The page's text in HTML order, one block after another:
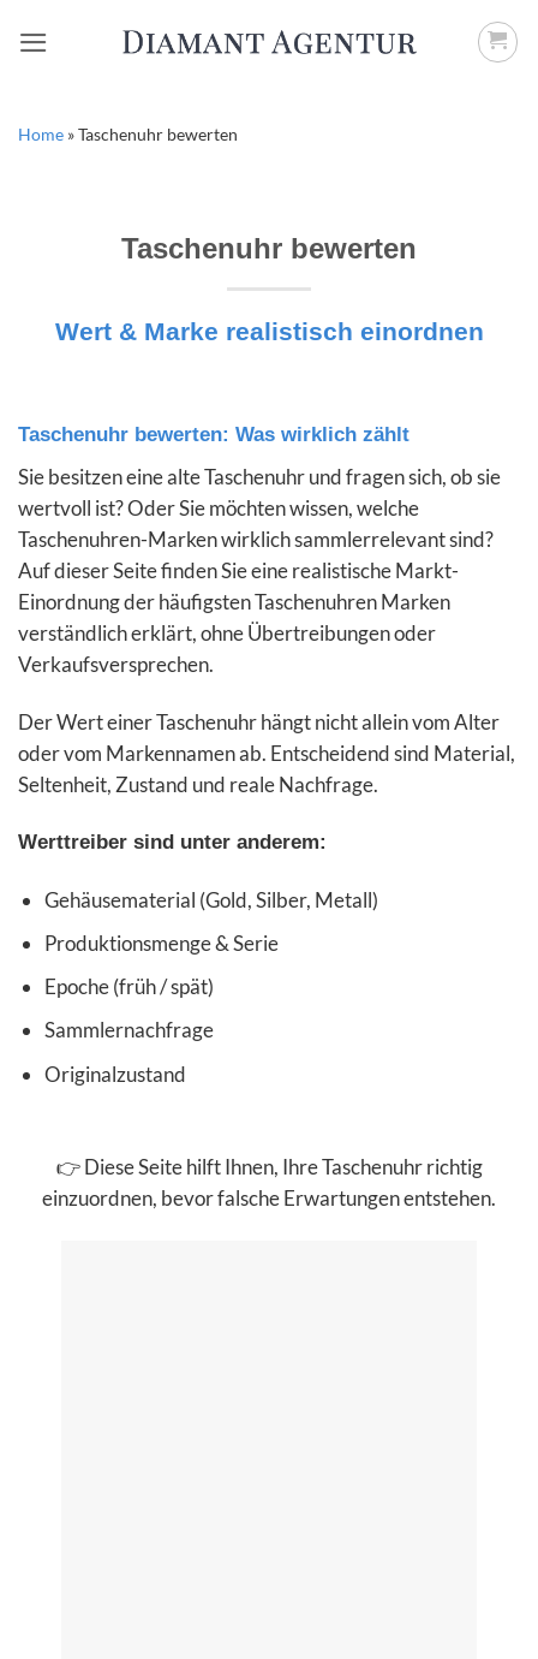
Inhalt
Home »Taschenuhr bewerten
Taschenuhr bewerten
Wert & Marke realistisch einordnen
Taschenuhr bewerten: Was wirklich zählt
Sie besitzen eine alte Taschenuhr und fragen sich, ob sie
wertvoll ist? Oder Sie möchten wissen, welche
Taschenuhren-Marken wirklich sammlerrelevant sind?
Auf dieser Seite finden Sie eine realistische Markt-
Einordnung der häufigsten Taschenuhren Marken
verständlich erklärt, ohne Übertreibungen oder
Verkaufsversprechen.
Der Wert einer Taschenuhr hängt nicht allein vom Alter
oder vom Markennamen ab. Entscheidend sind Material,
Seltenheit, Zustand und reale Nachfrage.
Werttreiber sind unter anderem:
Gehäusematerial (Gold, Silber, Metall)
Produktionsmenge & Serie
Epoche (früh / spät)
Sammlernachfrage
Originalzustand
👉 Diese Seite hilft Ihnen, Ihre Taschenuhr richtig
einzuordnen, bevor falsche Erwartungen entstehen.